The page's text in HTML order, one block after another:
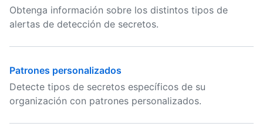
Obtenga información sobre los distintos tipos de
alertas de detección de secretos.
Patrones personalizados
Detecte tipos de secretos específicos de su
organización con patrones personalizados.